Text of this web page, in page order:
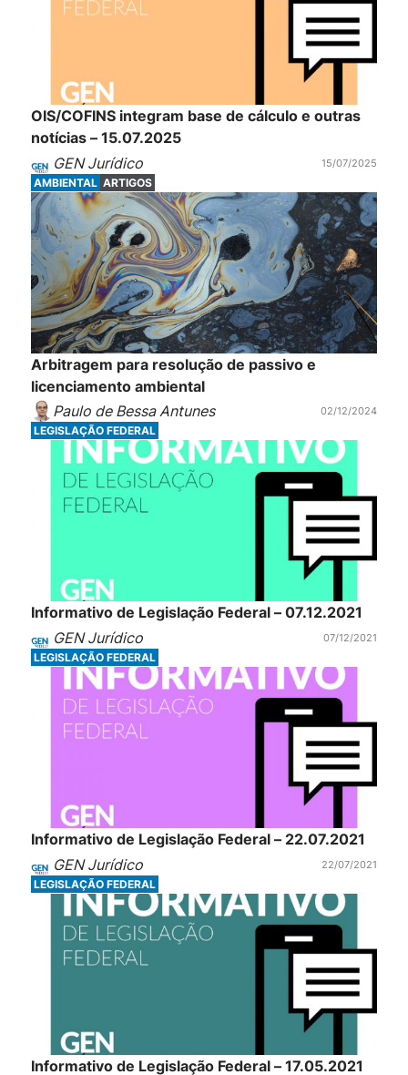
OIS/COFINS integram base de cálculo e outras
notícias – 15.07.2025
GEN Jurídico
15/07/2025
AMBIENTAL ARTIGOS
Arbitragem para resolução de passivo e
licenciamento ambiental
Paulo de Bessa Antunes
02/12/2024
LEGISLAÇÃO FEDERAL
Informativo de Legislação Federal – 07.12.2021
GEN Jurídico
07/12/2021
LEGISLAÇÃO FEDERAL
Informativo de Legislação Federal – 22.07.2021
GEN Jurídico
22/07/2021
LEGISLAÇÃO FEDERAL
Informativo de Legislação Federal – 17.05.2021